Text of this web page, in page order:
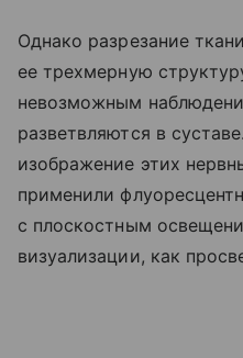
Однако разрезание
ее трехмерную
невозможным
разветвляются в
изображение этих
применили
с плоскостным
визуализации, как